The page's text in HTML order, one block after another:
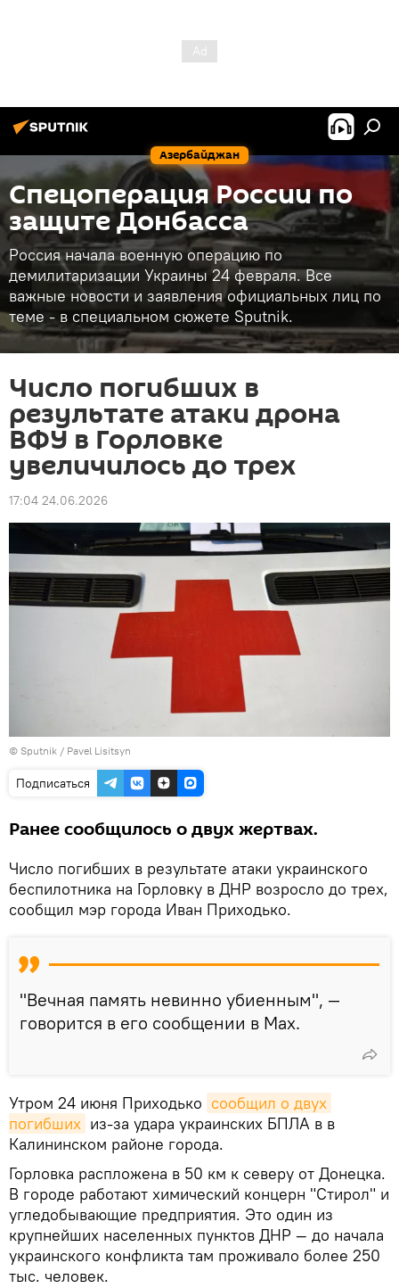
Азербайджан
Спецоперация России по
защите Донбасса
Россия начала военную операцию по
демилитаризации Украины 24 февраля. Все
важные новости и заявления официальных лиц по
теме - в специальном сюжете Sputnik.
Число погибших в
результате атаки дрона
ВФУ в Горловке
увеличилось до трех
17:04 24.06.2026
© Sputnik / Pavel Lisitsyn
Подписаться
Ранее сообщилось о двух жертвах.
Число погибших в результате атаки украинского
беспилотника на Горловку в ДНР возросло до трех,
сообщил мэр города Иван Приходько.
"Вечная память невинно убиенным", —
говорится в его сообщении в Max.
Утром 24 июня Приходько сообщил о двух
погибших из-за удара украинских БПЛА в в
Калининском районе города.
Горловка распложена в 50 км к северу от Донецка.
В городе работают химический концерн "Стирол" и
угледобывающие предприятия. Это один из
крупнейших населенных пунктов ДНР — до начала
украинского конфликта там проживало более 250
тыс. человек.